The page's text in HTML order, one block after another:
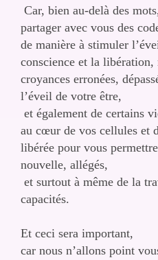
Car, bien au-delà des
partager avec vous des
de manière à stimuler
conscience et la
croyances erronées,
l’éveil de votre être,
et également de certains
au cœur de vos cellules et
libérée pour vous
nouvelle, allégés,
et surtout à même de la
capacités.
Et ceci sera important,
car nous n’allons point